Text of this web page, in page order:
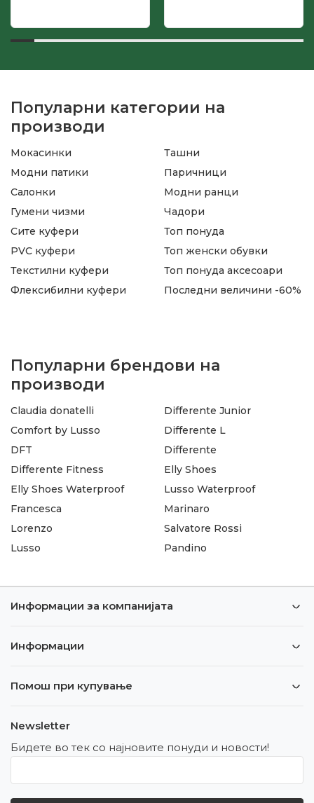
Популарни категории на
производи
Мокасинки
Модни патики
Салонки
Гумени чизми
Ташни
Паричници
Модни ранци
Чадори
Сите куфери
PVC куфери
Текстилни куфери
Флексибилни куфери
Топ понуда
Топ женски обувки
Топ понуда аксесоари
Последни величини -60%
Популарни брендови на
производи
Claudia donatelli
Comfort by Lusso
DFT
Differente Fitness
Differente Junior
Differente L
Differente
Elly Shoes
Elly Shoes Waterproof
Francesca
Lorenzo
Lusso
Lusso Waterproof
Marinaro
Salvatore Rossi
Pandino
Информации за компанијата
Информации
Помош при купување
Newsletter
Бидете во тек со најновите понуди и новости!